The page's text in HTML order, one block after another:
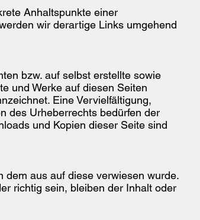
Anhaltspunkte einer
wir derartige Links umgehend
bzw. auf selbst erstellte sowie
und Werke auf diesen Seiten
Eine Vervielfältigung,
des Urheberrechts bedürfen der
und Kopien dieser Seite sind
dem aus auf diese verwiesen wurde.
richtig sein, bleiben der Inhalt oder